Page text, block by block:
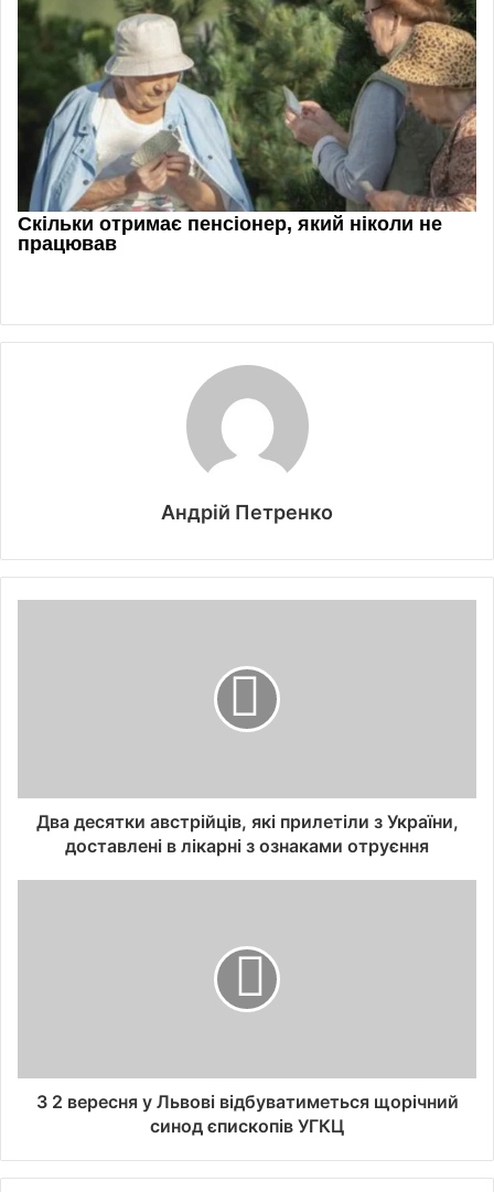
Андрій Петренко
Два десятки австрійців, які прилетіли з України,
доставлені в лікарні з ознаками отруєння
З 2 вересня у Львові відбуватиметься щорічний
синод єпископів УГКЦ